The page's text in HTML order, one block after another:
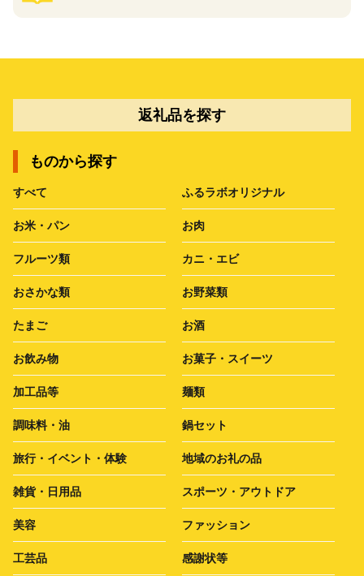
返礼品を探す
ものから探す
すべて ふるラボオリジナル
お米・パン お肉
フルーツ類 カニ・エビ
おさかな類 お野菜類
たまご お酒
お飲み物 お菓子・スイーツ
加工品等 麺類
調味料・油 鍋セット
旅行・イベント・体験 地域のお礼の品
雑貨・日用品 スポーツ・アウトドア
美容 ファッション
工芸品 感謝状等